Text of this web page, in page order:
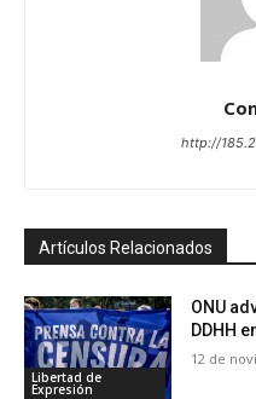
http://
Artículos Relacionados
Libertad de
Expresión
ONU
DDHH
12 de